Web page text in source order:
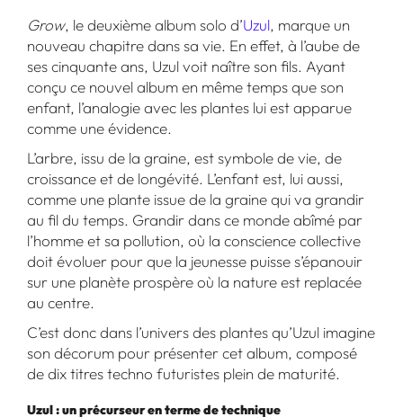
Grow, le deuxième album solo d’Uzul, marque un
nouveau chapitre dans sa vie. En effet, à l’aube de
ses cinquante ans, Uzul voit naître son fils. Ayant
conçu ce nouvel album en même temps que son
enfant, l’analogie avec les plantes lui est apparue
comme une évidence.
L’arbre, issu de la graine, est symbole de vie, de
croissance et de longévité. L’enfant est, lui aussi,
comme une plante issue de la graine qui va grandir
au fil du temps. Grandir dans ce monde abîmé par
l’homme et sa pollution, où la conscience collective
doit évoluer pour que la jeunesse puisse s’épanouir
sur une planète prospère où la nature est replacée
au centre.
C’est donc dans l’univers des plantes qu’Uzul imagine
son décorum pour présenter cet album, composé
de dix titres techno futuristes plein de maturité.
Uzul : un précurseur en terme de technique